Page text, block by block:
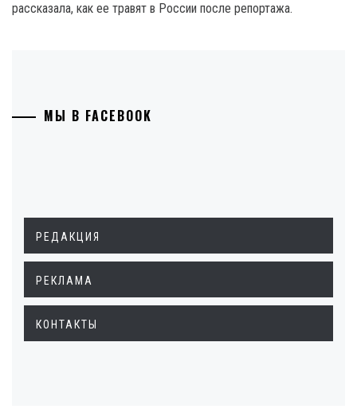
рассказала, как ее травят в России после репортажа.
МЫ В FACEBOOK
РЕДАКЦИЯ
РЕКЛАМА
КОНТАКТЫ